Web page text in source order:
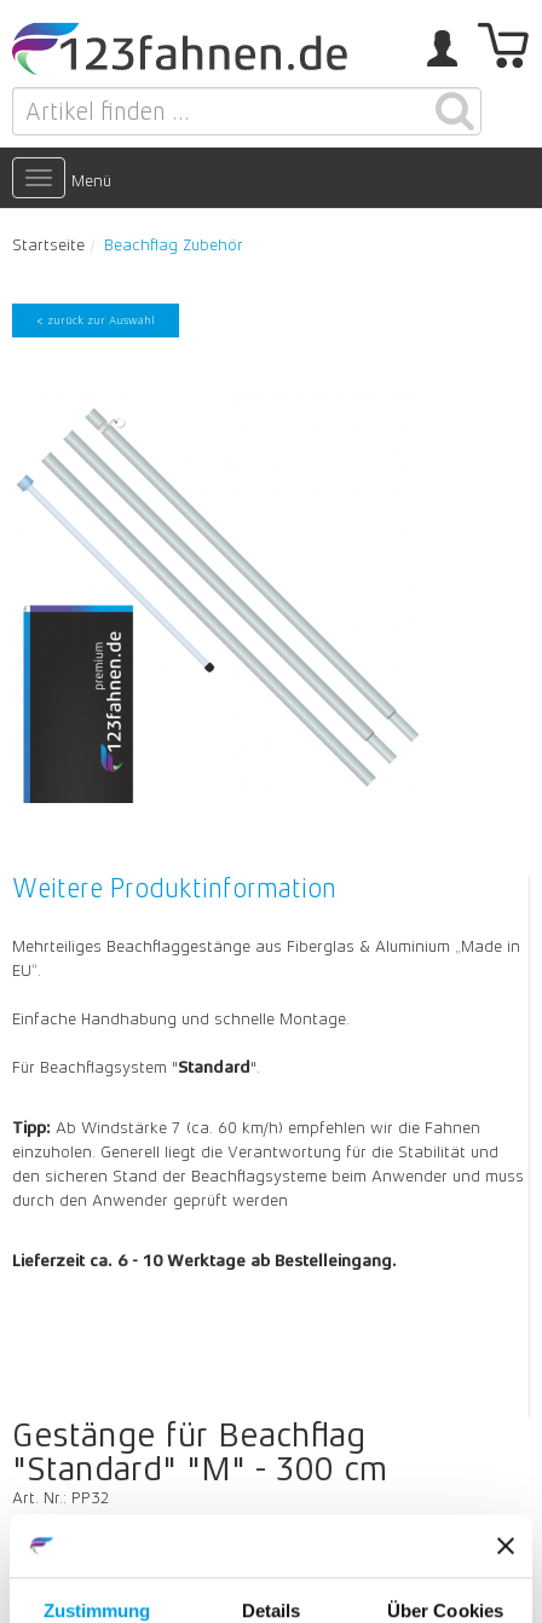
Zustimmung Details Über Cookies
Toggle
navigation
Menü
Startseite Beachflag Zubehör
< zurück zur Auswahl
Weitere Produktinformation
Mehrteiliges Beachflaggestänge aus Fiberglas & Aluminium „Made in
EU“.
Einfache Handhabung und schnelle Montage.
Für Beachflagsystem "Standard".
Tipp: Ab Windstärke 7 (ca. 60 km/h) empfehlen wir die Fahnen
einzuholen. Generell liegt die Verantwortung für die Stabilität und
den sicheren Stand der Beachflagsysteme beim Anwender und muss
durch den Anwender geprüft werden
Lieferzeit ca. 6 - 10 Werktage ab Bestelleingang.
Gestänge für Beachflag
"Standard" "M" - 300 cm
Art. Nr.: PP32
für verschiedene Größen
Größe